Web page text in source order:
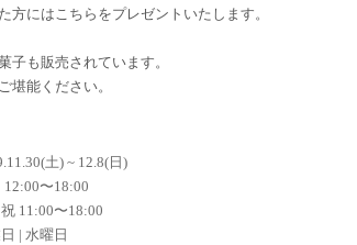
方にはこちらをプレゼントいたします。
子も販売されています。
堪能ください。
土) ~ 12.8(日)
12:00〜18:00
11:00〜18:00
| 水曜日